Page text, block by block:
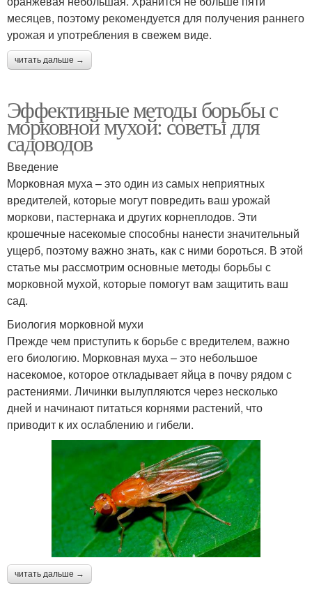
месяцев, поэтому рекомендуется для получения раннего
урожая и употребления в свежем виде.
читать дальше →
Эффективные методы борьбы с
морковной мухой: советы для
садоводов
Введение
Морковная муха – это один из самых неприятных
вредителей, которые могут повредить ваш урожай
моркови, пастернака и других корнеплодов. Эти
крошечные насекомые способны нанести значительный
ущерб, поэтому важно знать, как с ними бороться. В этой
статье мы рассмотрим основные методы борьбы с
морковной мухой, которые помогут вам защитить ваш
сад.
Биология морковной мухи
Прежде чем приступить к борьбе с вредителем, важно
его биологию. Морковная муха – это небольшое
насекомое, которое откладывает яйца в почву рядом с
растениями. Личинки вылупляются через несколько
дней и начинают питаться корнями растений, что
приводит к их ослаблению и гибели.
читать дальше →